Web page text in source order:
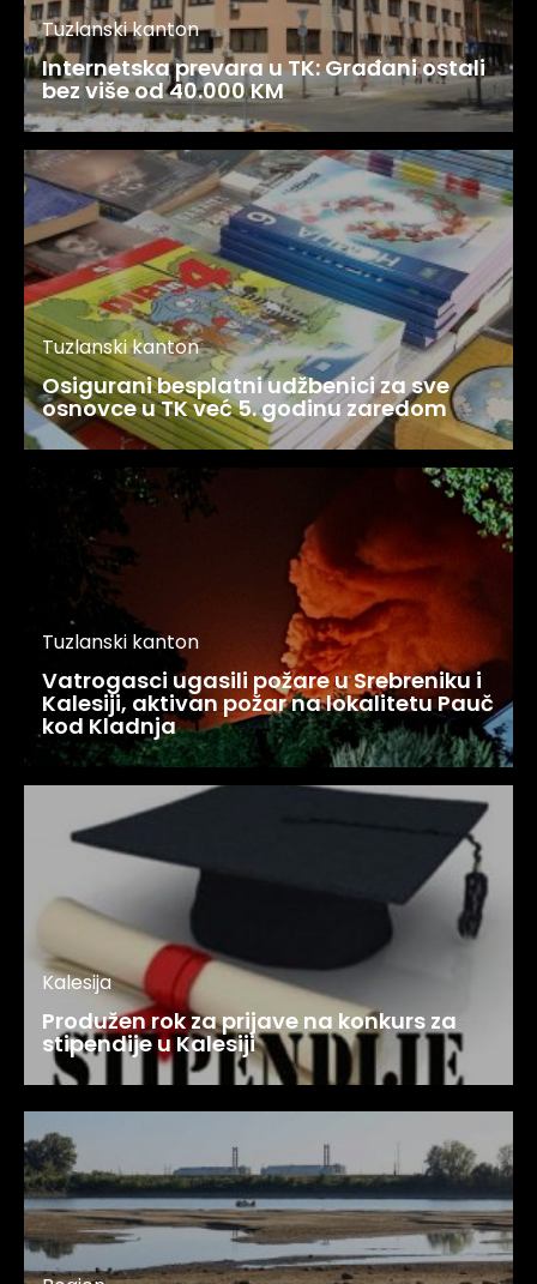
Tuzlanski kanton
Internetska prevara u TK: Građani ostali
bez više od 40.000 KM
Tuzlanski kanton
Osigurani besplatni udžbenici za sve
osnovce u TK već 5. godinu zaredom
Tuzlanski kanton
Vatrogasci ugasili požare u Srebreniku i
Kalesiji, aktivan požar na lokalitetu Pauč
kod Kladnja
Kalesija
Produžen rok za prijave na konkurs za
stipendije u Kalesiji